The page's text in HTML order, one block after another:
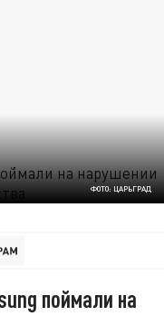
ФОТО: ЦАРЬГРАД
поймали на